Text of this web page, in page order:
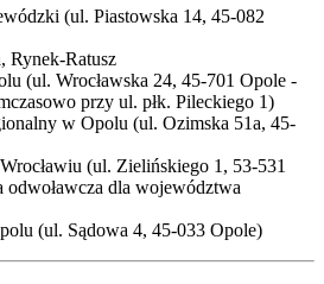
(ul. Piastowska 14, 45-082
Rynek-Ratusz
(ul. Wrocławska 24, 45-701 Opole -
przy ul. płk. Pileckiego 1)
w Opolu (ul. Ozimska 51a, 45-
(ul. Zielińskiego 1, 53-531
odwoławcza dla województwa
(ul. Sądowa 4, 45-033 Opole)